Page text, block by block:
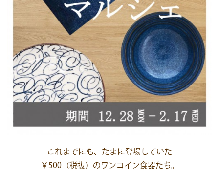
これまでにも、たまに登場していた
￥500（税抜）のワンコイン食器たち。